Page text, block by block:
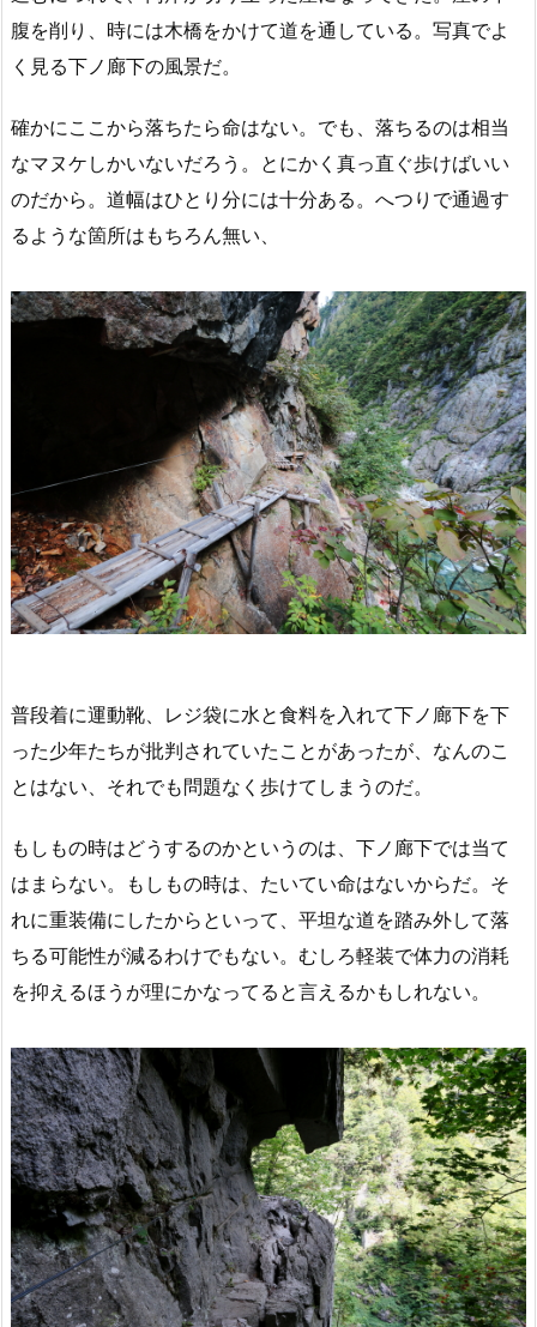
腹を削り、時には木橋をかけて道を通している。写真でよ
く見る下ノ廊下の風景だ。
確かにここから落ちたら命はない。でも、落ちるのは相当
なマヌケしかいないだろう。とにかく真っ直ぐ歩けばいい
のだから。道幅はひとり分には十分ある。へつりで通過す
るような箇所はもちろん無い、
普段着に運動靴、レジ袋に水と食料を入れて下ノ廊下を下
った少年たちが批判されていたことがあったが、なんのこ
とはない、それでも問題なく歩けてしまうのだ。
もしもの時はどうするのかというのは、下ノ廊下では当て
はまらない。もしもの時は、たいてい命はないからだ。そ
れに重装備にしたからといって、平坦な道を踏み外して落
ちる可能性が減るわけでもない。むしろ軽装で体力の消耗
を抑えるほうが理にかなってると言えるかもしれない。